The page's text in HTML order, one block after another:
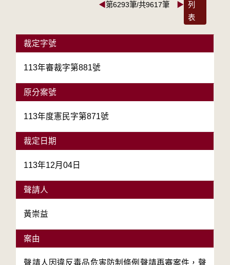
◀第6293筆/共9617筆 ▶ 列
表
裁定字號
113年審裁字第881號
原分案號
113年度憲民字第871號
裁定日期
113年12月04日
聲請人
黃崇益
案由
聲請人因違反毒品危害防制條例聲請再審案件，聲